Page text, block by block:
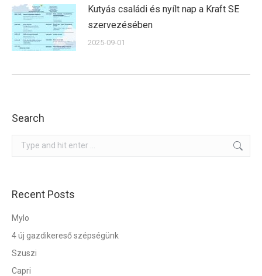
Kutyás családi és nyílt nap a Kraft SE
szervezésében
2025-09-01
Search
Search:
Recent Posts
Mylo
4 új gazdikereső szépségünk
Szuszi
Capri